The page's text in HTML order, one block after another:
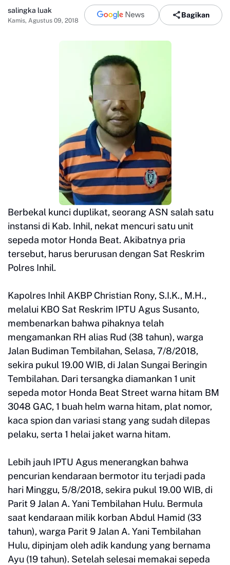
salingka luak
Kamis, Agustus 09, 2018
Bagikan
Berbekal kunci duplikat, seorang ASN salah satu
instansi di Kab. Inhil, nekat mencuri satu unit
sepeda motor Honda Beat. Akibatnya pria
tersebut, harus berurusan dengan Sat Reskrim
Polres Inhil.
Kapolres Inhil AKBP Christian Rony, S.I.K., M.H.,
melalui KBO Sat Reskrim IPTU Agus Susanto,
membenarkan bahwa pihaknya telah
mengamankan RH alias Rud (38 tahun), warga
Jalan Budiman Tembilahan, Selasa, 7/8/2018,
sekira pukul 19.00 WIB, di Jalan Sungai Beringin
Tembilahan. Dari tersangka diamankan 1 unit
sepeda motor Honda Beat Street warna hitam BM
3048 GAC, 1 buah helm warna hitam, plat nomor,
kaca spion dan variasi stang yang sudah dilepas
pelaku, serta 1 helai jaket warna hitam.
Lebih jauh IPTU Agus menerangkan bahwa
pencurian kendaraan bermotor itu terjadi pada
hari Minggu, 5/8/2018, sekira pukul 19.00 WIB, di
Parit 9 Jalan A. Yani Tembilahan Hulu. Bermula
saat kendaraan milik korban Abdul Hamid (33
tahun), warga Parit 9 Jalan A. Yani Tembilahan
Hulu, dipinjam oleh adik kandung yang bernama
Ayu (19 tahun). Setelah selesai memakai sepeda